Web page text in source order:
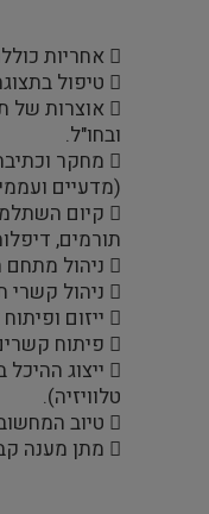
 אחריות כוללת על אוצרות היכל הספר ביניהם המגילות הגנוזות, וכתר ארם צובא.
 טיפול בתצוגת הקבע של ההיכל , ובהחלפה תקופתית של המגילות המוצגות.
 אוצרות של תערוכות ומוצגים מיוחדים מאוסף ההיכל ומתחומים משלימים, בארץ
ובחו"ל.
 מחקר וכתיבת פרסומים מבוססים על כתבי המגילות וכתבים מקראיים נוספים
(מדעיים
 קיום השתלמויות, הרצאות, הדרכות ושיחי גלריה למגוון קהלים (קהל רחב, חוקרים,
תורמים,
 ניהול מתחם היכל הספר ובכללו דגם בית שני, מרכז המידע ואודיטוריום דורות.
 ניהול קשרי תורמים והרחבת מעגל הידידים של ההיכל.
 ייזום ופיתוח אירועים, שיתופי פעולה בין-מוסדיים
 פיתוח קשרים עם חוקרים וגורמים מקצועיים בארץ ובחו"ל.
 ייצוג ההיכל בפני עיתונאים ואנשי מדיה על כל סוגיהם (עיתונות כתובה, רדיו,
טלוויזיה).
 טיוב המחשוב של אוסף המחלקה, והנגשה דיגיטלית של הפריטים.
 מתן מענה קבוע לחוקרים ולקהל הרחב.